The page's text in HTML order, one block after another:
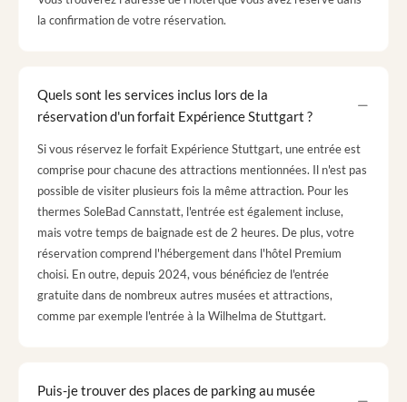
la confirmation de votre réservation.
Quels sont les services inclus lors de la
réservation d'un forfait Expérience Stuttgart ?
Si vous réservez le forfait Expérience Stuttgart, une entrée est
comprise pour chacune des attractions mentionnées. Il n'est pas
possible de visiter plusieurs fois la même attraction. Pour les
thermes SoleBad Cannstatt, l'entrée est également incluse,
mais votre temps de baignade est de 2 heures. De plus, votre
réservation comprend l'hébergement dans l'hôtel Premium
choisi. En outre, depuis 2024, vous bénéficiez de l'entrée
gratuite dans de nombreux autres musées et attractions,
comme par exemple l'entrée à la Wilhelma de Stuttgart.
Puis-je trouver des places de parking au musée